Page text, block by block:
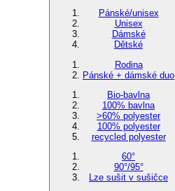
Pánské/unisex
Unisex
Dámské
Dětské
Rodina
Pánské + dámské duo
Bio-bavlna
100% bavlna
>60% polyester
100% polyester
recycled polyester
60°
90°/95°
Lze sušit v sušičce